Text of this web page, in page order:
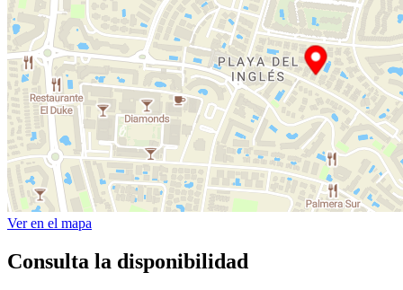
Ver en el mapa
Consulta la disponibilidad